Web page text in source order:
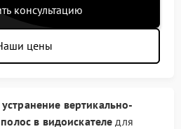
консультацию
цены
устранение вертикально-
в видоискателе для